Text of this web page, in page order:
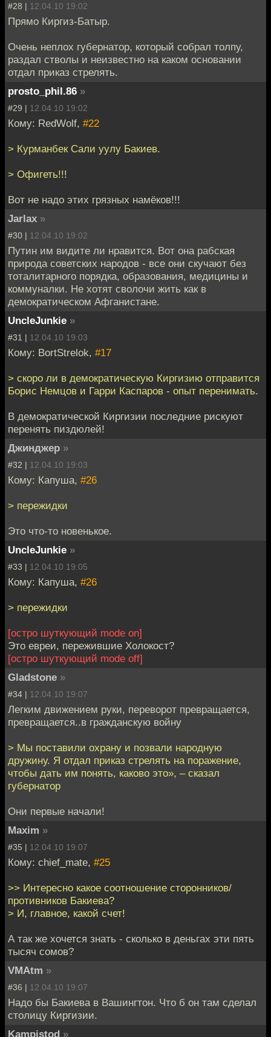
#28 | 12.04.10 19:02
Прямо Киргиз-Батыр.
Очень неплох губернатор, который собрал толпу,
раздал стволы и неизвестно на каком основании
отдал приказ стрелять.
prosto_phil.86 »
#29 | 12.04.10 19:02
Кому: RedWolf, #22
> Курманбек Сали уулу Бакиев.
> Офигеть!!!
Вот не надо этих грязных намёков!!!
Jarlax »
#30 | 12.04.10 19:02
Путин им видите ли нравится. Вот она рабская
природа советских народов - все они скучают без
тоталитарного порядка, образования, медицины и
коммуналки. Не хотят сволочи жить как в
демократическом Афганистане.
UncleJunkie »
#31 | 12.04.10 19:03
Кому: BortStrelok, #17
> скоро ли в демократическую Киргизию отправится
Борис Немцов и Гарри Каспаров - опыт перенимать.
В демократической Киргизии последние рискуют
перенять пиздюлей!
Джинджер »
#32 | 12.04.10 19:03
Кому: Капуша, #26
> пережидки
Это что-то новенькое.
UncleJunkie »
#33 | 12.04.10 19:05
Кому: Капуша, #26
> пережидки
[остро шуткующий mode on]
Это евреи, пережившие Холокост?
[остро шуткующий mode off]
Gladstone »
#34 | 12.04.10 19:07
Легким движением руки, переворот превращается,
превращается..в гражданскую войну
> Мы поставили охрану и позвали народную
дружину. Я отдал приказ стрелять на поражение,
чтобы дать им понять, каково это», – сказал
губернатор
Они первые начали!
Maxim »
#35 | 12.04.10 19:07
Кому: chief_mate, #25
>> Интересно какое соотношение сторонников/
противников Бакиева?
> И, главное, какой счет!
А так же хочется знать - сколько в деньгах эти пять
тысяч сомов?
VMAtm »
#36 | 12.04.10 19:07
Надо бы Бакиева в Вашингтон. Что б он там сделал
столицу Киргизии.
Kampistod »